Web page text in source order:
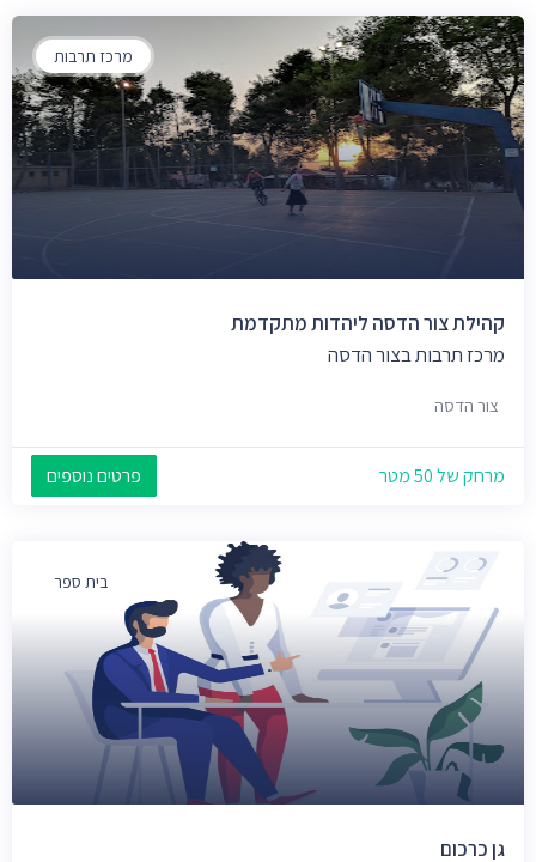
מרכז תרבות
קהילת צור הדסה ליהדות מתקדמת
מרכז תרבות בצור הדסה
צור הדסה
מרחק של 50 מטר פרטים נוספים
בית ספר
גן כרכום